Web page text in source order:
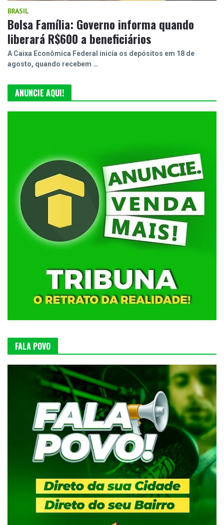
BRASIL
Bolsa Família: Governo informa quando
liberará R$600 a beneficiários
A Caixa Econômica Federal inicia os depósitos em 18 de
agosto, quando recebem …
ANUNCIE AQUI!
FALA POVO